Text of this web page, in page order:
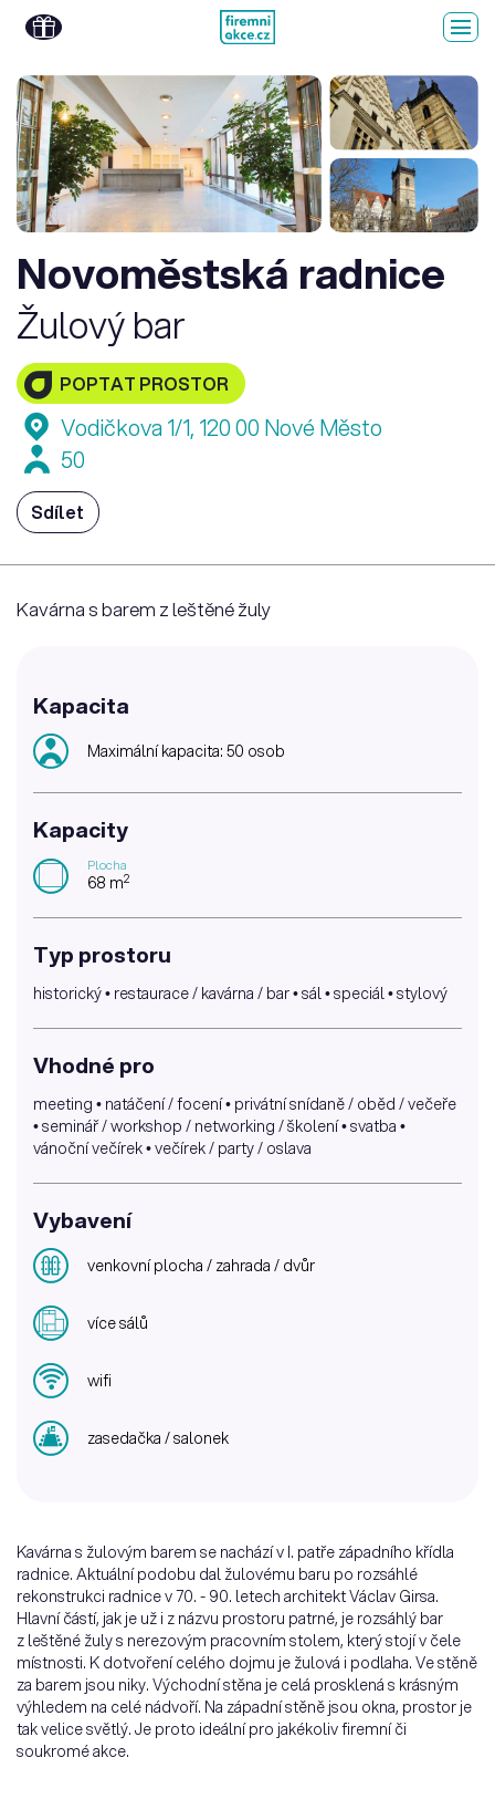
Novoměstská radnice
Žulový bar
POPTAT PROSTOR
Vodičkova 1/1, 120 00 Nové Město
50
Sdílet
Kavárna s barem z leštěné žuly
Kapacita
Maximální kapacita: 50 osob
Kapacity
Plocha
68 m2
Typ prostoru
historický • restaurace / kavárna / bar • sál • speciál • stylový
Vhodné pro
meeting • natáčení / focení • privátní snídaně / oběd / večeře
• seminář / workshop / networking / školení • svatba •
vánoční večírek • večírek / party / oslava
Vybavení
venkovní plocha / zahrada / dvůr
více sálů
wifi
zasedačka / salonek
Kavárna s žulovým barem se nachází v I. patře západního křídla
radnice. Aktuální podobu dal žulovému baru po rozsáhlé
rekonstrukci radnice v 70. - 90. letech architekt Václav Girsa.
Hlavní částí, jak je už i z názvu prostoru patrné, je rozsáhlý bar
z leštěné žuly s nerezovým pracovním stolem, který stojí v čele
místnosti. K dotvoření celého dojmu je žulová i podlaha. Ve stěně
za barem jsou niky. Východní stěna je celá prosklená s krásným
výhledem na celé nádvoří. Na západní stěně jsou okna, prostor je
tak velice světlý. Je proto ideální pro jakékoliv firemní či
soukromé akce.